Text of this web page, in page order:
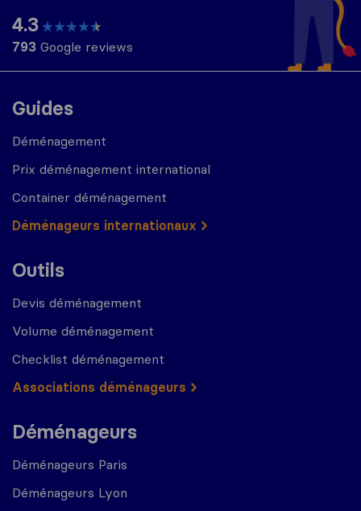
Guides
Déménagement
Prix déménagement international
Container déménagement
Déménageurs internationaux
Outils
Devis déménagement
Volume déménagement
Checklist déménagement
Associations déménageurs
Déménageurs
Déménageurs Paris
Déménageurs Lyon
4.3
793 Google reviews